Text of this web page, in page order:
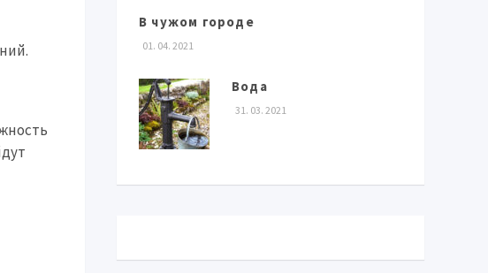
В чужом городе
01. 04. 2021
Вода
31. 03. 2021